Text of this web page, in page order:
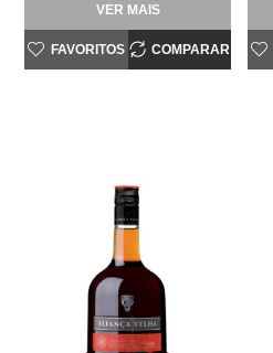
VER MAIS
FAVORITOS COMPARAR